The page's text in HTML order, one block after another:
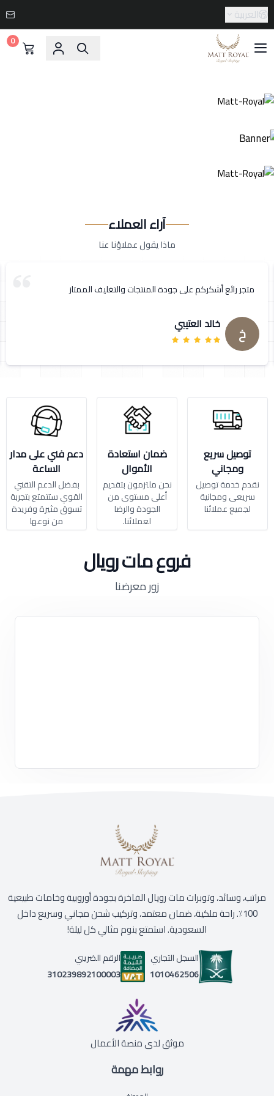
العربية
Matt-Royal
0
آراء العملاء
ماذا يقول عملاؤنا عنا
متجر رائع أشكركم على جودة المنتجات والتغليف الممتاز
خ خالد العتيبي
توصيل سريع
ومجاني
نقدم خدمة توصيل
سريعى ومجانية
لجميع عملائنا
ضمان استعادة
الأموال
نحن ملتزمون بتقديم
أعلى مستوى من
الجودة والرضا
لعملائنا.
دعم فني على مدار
الساعة
بفضل الدعم التقني
القوي ستتمتع بتجربة
تسوق مثيرة وفريدة
من نوعها
فروع مات رويال
زور معرضنا
روابط مهمة
مراتب، وسائد، وتوبرات مات رويال الفاخرة بجودة أوروبية وخامات طبيعية
100٪. راحة ملكية، ضمان معتمد، وتركيب شحن مجاني وسريع داخل
السعودية. استمتع بنوم مثالي كل ليلة!
السجل التجاري
1010462506
الرقم الضريبي
310239892100003
موثق لدى منصة الأعمال